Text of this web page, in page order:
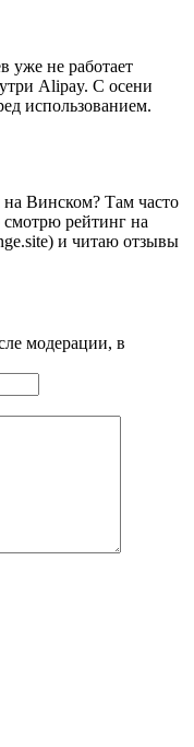
уже не работает
Alipay. С осени
использованием.
Винском? Там часто
рейтинг на
и читаю отзывы
модерации, в